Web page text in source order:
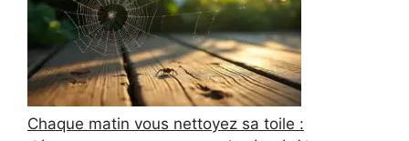
Chaque matin vous nettoyez sa toile :